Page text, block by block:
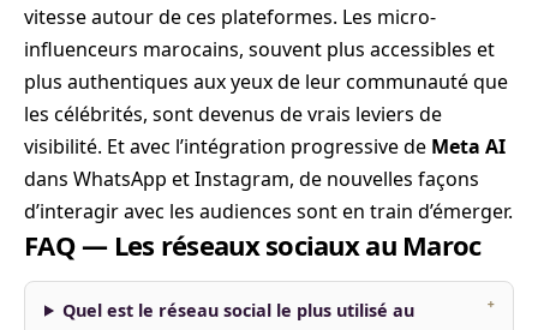
vitesse autour de ces plateformes. Les micro-
influenceurs marocains, souvent plus accessibles et
plus authentiques aux yeux de leur communauté que
les célébrités, sont devenus de vrais leviers de
visibilité. Et avec l’intégration progressive de Meta AI
dans WhatsApp et Instagram, de nouvelles façons
d’interagir avec les audiences sont en train d’émerger.
FAQ — Les réseaux sociaux au Maroc
Quel est le réseau social le plus utilisé au